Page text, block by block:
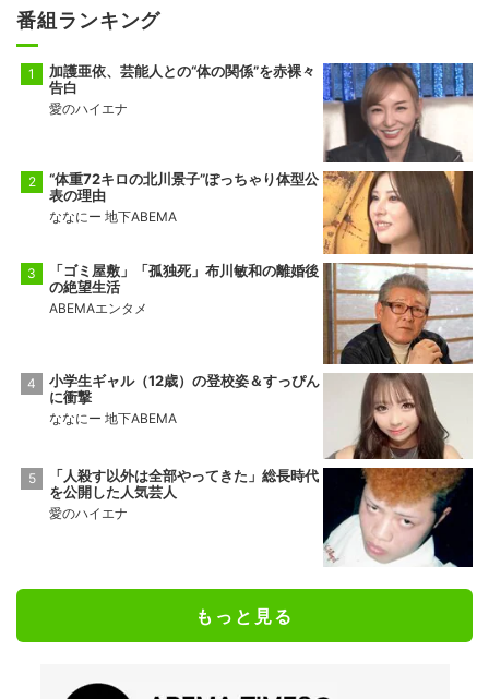
番組ランキング
加護亜依、芸能人との“体の関係”を赤裸々
告白
愛のハイエナ
“体重72キロの北川景子”ぽっちゃり体型公
表の理由
ななにー 地下ABEMA
「ゴミ屋敷」「孤独死」布川敏和の離婚後
の絶望生活
ABEMAエンタメ
小学生ギャル（12歳）の登校姿＆すっぴん
に衝撃
ななにー 地下ABEMA
「人殺す以外は全部やってきた」総長時代
を公開した人気芸人
愛のハイエナ
もっと見る